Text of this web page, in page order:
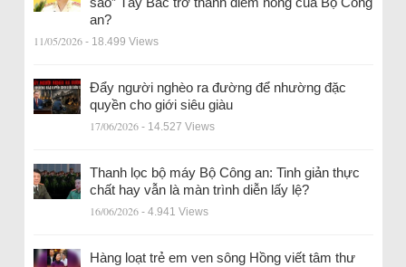
an?
11/05/2026 - 18.499 Views
Đẩy người nghèo ra đường để nhường đặc
quyền cho giới siêu giàu
17/06/2026 - 14.527 Views
Thanh lọc bộ máy Bộ Công an: Tinh giản thực
chất hay vẫn là màn trình diễn lấy lệ?
16/06/2026 - 4.941 Views
Hàng loạt trẻ em ven sông Hồng viết tâm thư